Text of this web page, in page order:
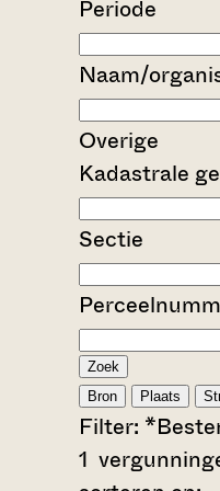
Periode
Naam/
Overige
Kadastrale
Sectie
Zoek
Bron
Plaats
Filter:
1